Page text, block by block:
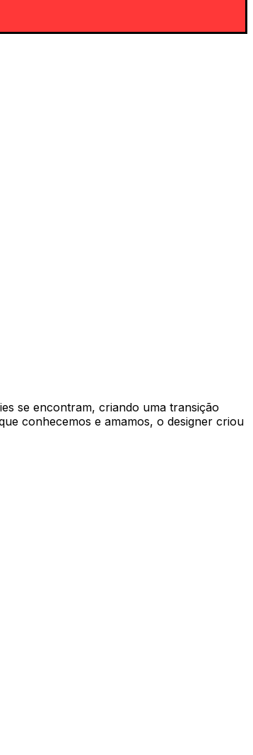
se encontram, criando uma transição
conhecemos e amamos, o designer criou